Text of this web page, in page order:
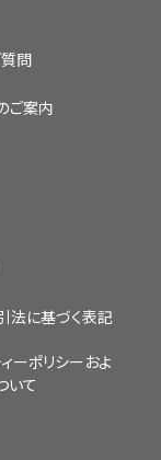
質問
ご案内
法に基づく表記
ーポリシーおよ
いて